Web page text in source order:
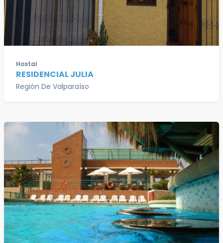
Hostal
RESIDENCIAL JULIA
Región De Valparaíso